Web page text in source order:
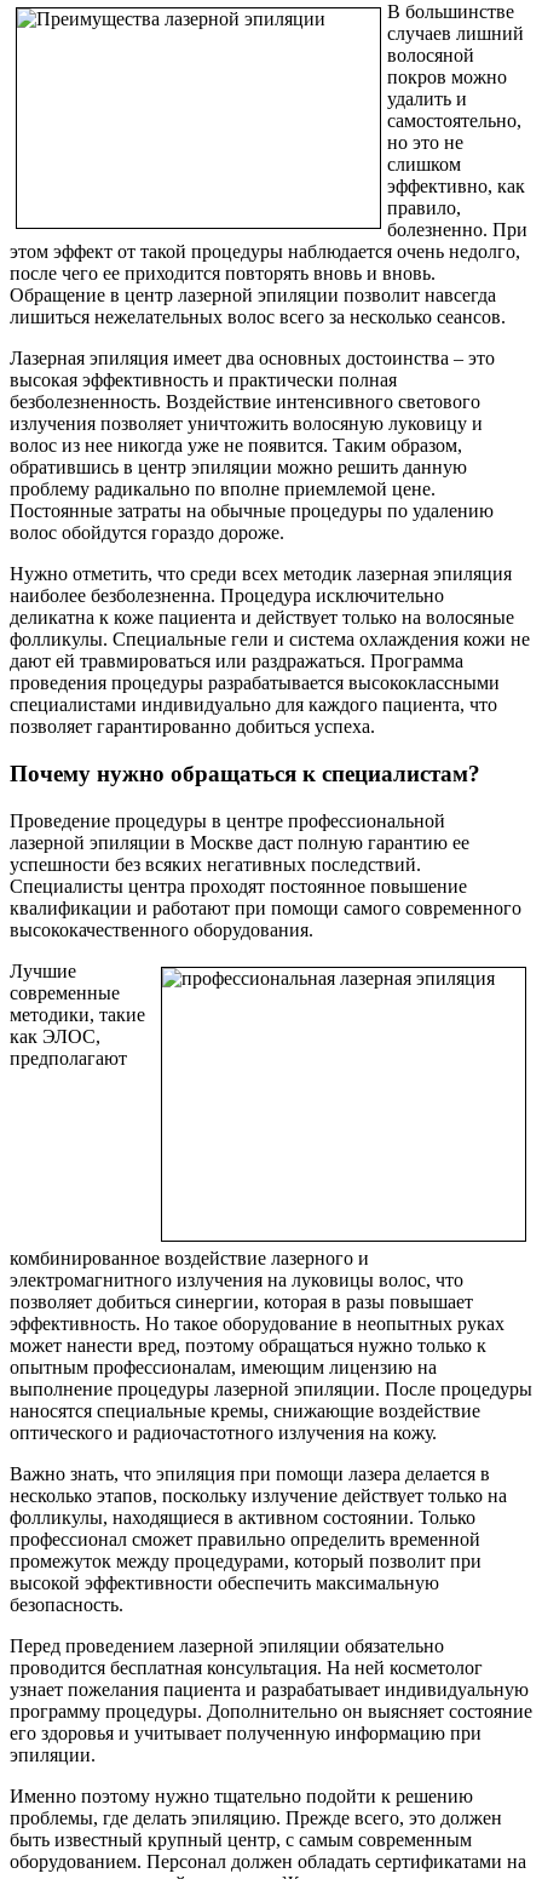
В большинстве
случаев лишний
волосяной
покров можно
удалить и
самостоятельно,
но это не
слишком
эффективно, как
правило,
болезненно. При
этом эффект от такой процедуры наблюдается очень недолго,
после чего ее приходится повторять вновь и вновь.
Обращение в центр лазерной эпиляции позволит навсегда
лишиться нежелательных волос всего за несколько сеансов.
Лазерная эпиляция имеет два основных достоинства – это
высокая эффективность и практически полная
безболезненность. Воздействие интенсивного светового
излучения позволяет уничтожить волосяную луковицу и
волос из нее никогда уже не появится. Таким образом,
обратившись в центр эпиляции можно решить данную
проблему радикально по вполне приемлемой цене.
Постоянные затраты на обычные процедуры по удалению
волос обойдутся гораздо дороже.
Нужно отметить, что среди всех методик лазерная эпиляция
наиболее безболезненна. Процедура исключительно
деликатна к коже пациента и действует только на волосяные
фолликулы. Специальные гели и система охлаждения кожи не
дают ей травмироваться или раздражаться. Программа
проведения процедуры разрабатывается высококлассными
специалистами индивидуально для каждого пациента, что
позволяет гарантированно добиться успеха.
Почему нужно обращаться к специалистам?
Проведение процедуры в центре профессиональной
лазерной эпиляции в Москве даст полную гарантию ее
успешности без всяких негативных последствий.
Специалисты центра проходят постоянное повышение
квалификации и работают при помощи самого современного
высококачественного оборудования.
Лучшие
современные
методики, такие
как ЭЛОС,
предполагают
комбинированное воздействие лазерного и
электромагнитного излучения на луковицы волос, что
позволяет добиться синергии, которая в разы повышает
эффективность. Но такое оборудование в неопытных руках
может нанести вред, поэтому обращаться нужно только к
опытным профессионалам, имеющим лицензию на
выполнение процедуры лазерной эпиляции. После процедуры
наносятся специальные кремы, снижающие воздействие
оптического и радиочастотного излучения на кожу.
Важно знать, что эпиляция при помощи лазера делается в
несколько этапов, поскольку излучение действует только на
фолликулы, находящиеся в активном состоянии. Только
профессионал сможет правильно определить временной
промежуток между процедурами, который позволит при
высокой эффективности обеспечить максимальную
безопасность.
Перед проведением лазерной эпиляции обязательно
проводится бесплатная консультация. На ней косметолог
узнает пожелания пациента и разрабатывает индивидуальную
программу процедуры. Дополнительно он выясняет состояние
его здоровья и учитывает полученную информацию при
эпиляции.
Именно поэтому нужно тщательно подойти к решению
проблемы, где делать эпиляцию. Прежде всего, это должен
быть известный крупный центр, с самым современным
оборудованием. Персонал должен обладать сертификатами на